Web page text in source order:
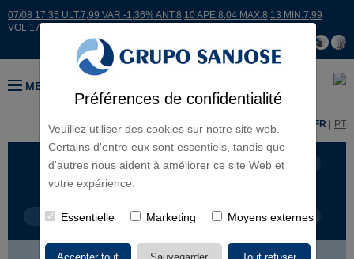
Préférences de confidentialité
Veuillez utiliser des cookies sur notre site web.
Certains d'entre eux sont essentiels, tandis que
d'autres nous aident à améliorer ce site Web et
votre expérience.
Essentielle Marketing Moyens externes
07/08 17:35 ULT:7,99 VAR:-1,36% ANT:8,10 APE:8,04 MAX:8,13 MIN:7,99
VOL:17664
MENU
ES FR PT
LIGNES D'ACTIVITÉ CONTINENTS
TYPE DE PROJET NOM DU PROJET